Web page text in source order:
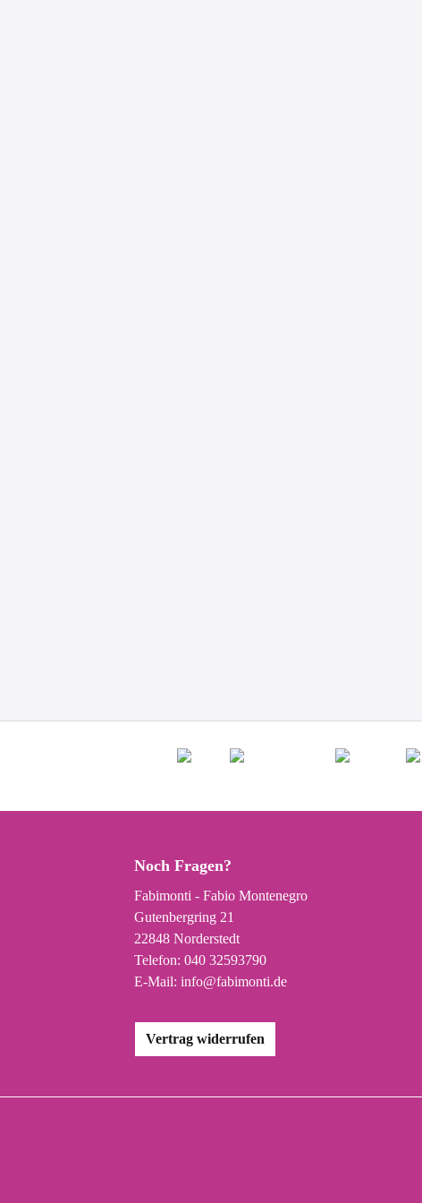
Noch Fragen?
Fabimonti - Fabio Montenegro
Gutenbergring 21
22848 Norderstedt
Telefon:040 32593790
E-Mail:info@fabimonti.de
Vertrag widerrufen